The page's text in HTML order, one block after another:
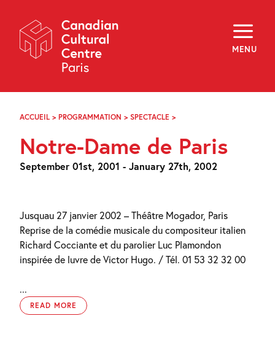
Navigation
MENU
About
Programming
Off-Site
Explore
Archives
f i y
FR EN
ACCUEIL > PROGRAMMATION > SPECTACLE >
DE
PARIS
Notre-Dame de Paris
September 01st, 2001 - January 27th, 2002
Jusquau 27 janvier 2002 – Théâtre Mogador, Paris
Reprise de la comédie musicale du compositeur italien
Richard Cocciante et du parolier Luc Plamondon
inspirée de luvre de Victor Hugo. / Tél. 01 53 32 32 00
...
READ MORE